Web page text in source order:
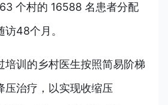
个村的 16588 名患者分配
48个月。
培训的乡村医生按照简易阶梯
治疗， 以实现收缩压